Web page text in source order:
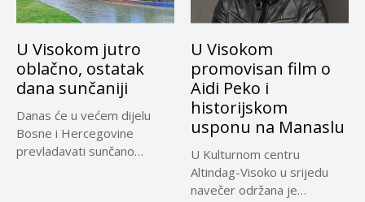
U Visokom jutro
oblačno, ostatak
dana sunčaniji
Danas će u većem dijelu
Bosne i Hercegovine
prevladavati sunčano
U Visokom
promovisan film o
Aidi Peko i
historijskom
usponu na Manaslu
U Kulturnom centru
Altindag-Visoko u srijedu
navečer održana je